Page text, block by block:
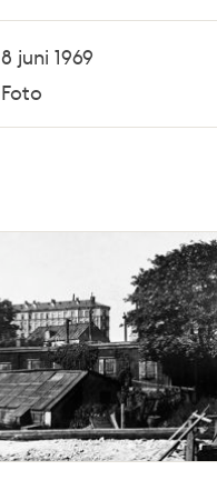
8 juni 1969
Foto